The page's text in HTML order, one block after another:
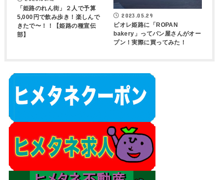
「姫路のれん街」２人で予算
5,000円で飲み歩き！楽しんで
きたで〜！！【姫路の種宣伝
部】
2023.05.29
ピオレ姫路に「ROPAN
bakery」ってパン屋さんがオー
プン！実際に買ってみた！